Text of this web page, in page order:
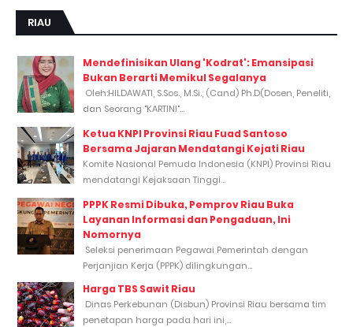
RIAU
Mendefinisikan Ulang 'Kodrat': Emansipasi
Bukan Berarti Memikul Segalanya
Oleh:HILDAWATI, S.Sos., M.Si., (Cand) Ph.D(Dosen, Peneliti,
dan Seorang "KARTINI"...
Ketua KNPI Provinsi Riau Fuad Santoso
Bersama Jajaran Mendatangi Kejati Riau
Komite Nasional Pemuda Indonesia (KNPI) Provinsi Riau
mendatangi Kejaksaan Tinggi...
PPPK Resmi Dibuka, Pemprov Riau Buka
Layanan Informasi dan Pengaduan, Ini
Nomornya
Seleksi penerimaan Pegawai Pemerintah dengan
Perjanjian Kerja (PPPK) dilingkungan...
Harga TBS Sawit Riau
Dinas Perkebunan (Disbun) Provinsi Riau bersama tim
penetapan harga pada hari ini,...